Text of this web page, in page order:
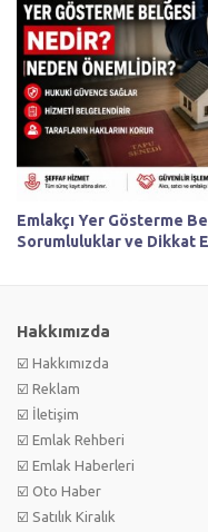
Emlakçı Yer Gösterme
Sorumluluklar ve Dikkat
Hakkımızda
☑️ Hakkımızda
☑️ Reklam
☑️ İletişim
☑️ Emlak Rehberi
☑️ Emlak Haberleri
☑️ Oto Haber
☑️ Satılık Kiralık